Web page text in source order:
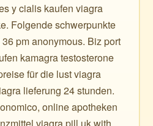
y cialis kaufen viagra
Folgende schwerpunkte
pm anonymous. Biz port
kamagra testosterone
für die lust viagra
lieferung 24 stunden.
online apotheken